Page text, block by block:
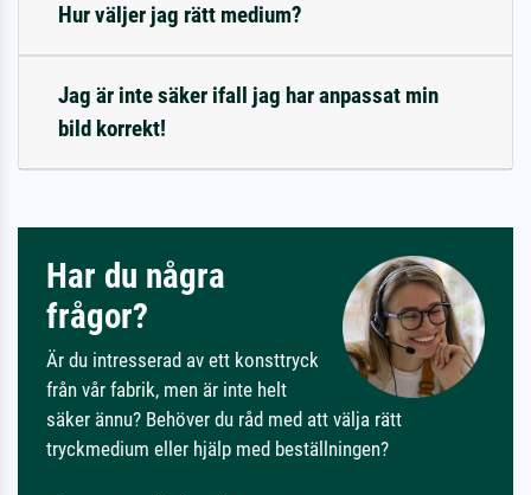
Hur väljer jag rätt medium?
Jag är inte säker ifall jag har anpassat min
bild korrekt!
Har du några
frågor?
Är du intresserad av ett konsttryck
från vår fabrik, men är inte helt
säker ännu? Behöver du råd med att välja rätt
tryckmedium eller hjälp med beställningen?